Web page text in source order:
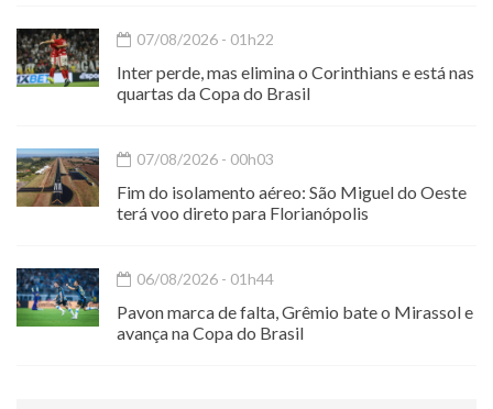
07/08/2026 - 01h22
Inter perde, mas elimina o Corinthians e está nas
quartas da Copa do Brasil
07/08/2026 - 00h03
Fim do isolamento aéreo: São Miguel do Oeste
terá voo direto para Florianópolis
06/08/2026 - 01h44
Pavon marca de falta, Grêmio bate o Mirassol e
avança na Copa do Brasil